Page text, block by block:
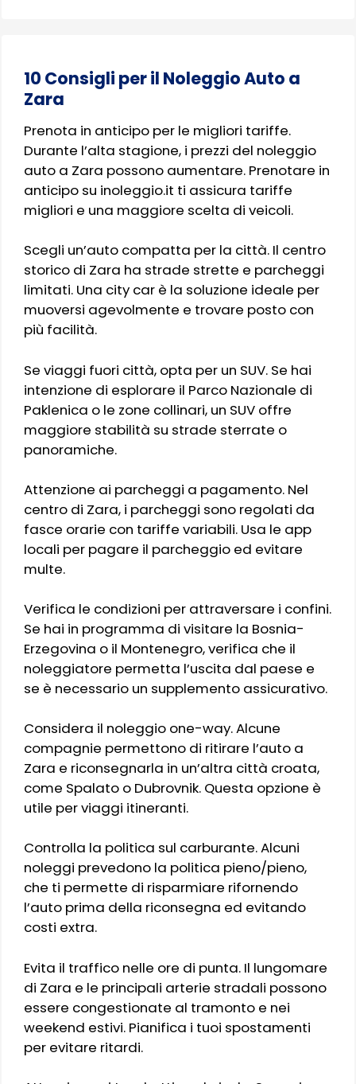
10 Consigli per il Noleggio Auto a
Zara
Prenota in anticipo per le migliori tariffe.
Durante l’alta stagione, i prezzi del noleggio
auto a Zara possono aumentare. Prenotare in
anticipo su inoleggio.it ti assicura tariffe
migliori e una maggiore scelta di veicoli.
Scegli un’auto compatta per la città. Il centro
storico di Zara ha strade strette e parcheggi
limitati. Una city car è la soluzione ideale per
muoversi agevolmente e trovare posto con
più facilità.
Se viaggi fuori città, opta per un SUV. Se hai
intenzione di esplorare il Parco Nazionale di
Paklenica o le zone collinari, un SUV offre
maggiore stabilità su strade sterrate o
panoramiche.
Attenzione ai parcheggi a pagamento. Nel
centro di Zara, i parcheggi sono regolati da
fasce orarie con tariffe variabili. Usa le app
locali per pagare il parcheggio ed evitare
multe.
Verifica le condizioni per attraversare i confini.
Se hai in programma di visitare la Bosnia-
Erzegovina o il Montenegro, verifica che il
noleggiatore permetta l’uscita dal paese e
se è necessario un supplemento assicurativo.
Considera il noleggio one-way. Alcune
compagnie permettono di ritirare l’auto a
Zara e riconsegnarla in un’altra città croata,
come Spalato o Dubrovnik. Questa opzione è
utile per viaggi itineranti.
Controlla la politica sul carburante. Alcuni
noleggi prevedono la politica pieno/pieno,
che ti permette di risparmiare rifornendo
l’auto prima della riconsegna ed evitando
costi extra.
Evita il traffico nelle ore di punta. Il lungomare
di Zara e le principali arterie stradali possono
essere congestionate al tramonto e nei
weekend estivi. Pianifica i tuoi spostamenti
per evitare ritardi.